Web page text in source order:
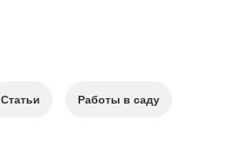
Статьи Работы в саду